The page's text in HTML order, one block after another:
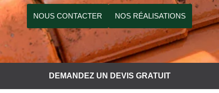
NOUS CONTACTER NOS RÉALISATIONS
DEMANDEZ UN DEVIS GRATUIT